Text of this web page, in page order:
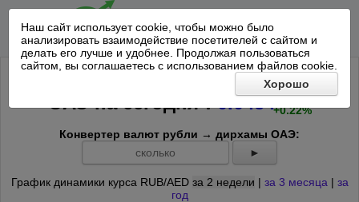
Наш сайт использует cookie, чтобы можно было
анализировать взаимодействие посетителей с сайтом и
делать его лучше и удобнее. Продолжая пользоваться
сайтом, вы соглашаетесь с использованием файлов cookie.
Хорошо
Курс Российского рубля к Дирхаму
ОАЭ насегодня :0.0454+0.0001
+0.22%
Конвертер валют рубли → дирхамы ОАЭ:
►
График динамики курса RUB/AED за 2 недели | за 3 месяца | за
год